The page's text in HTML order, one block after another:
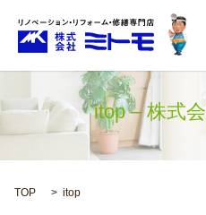
itop – 株式
TOP itop